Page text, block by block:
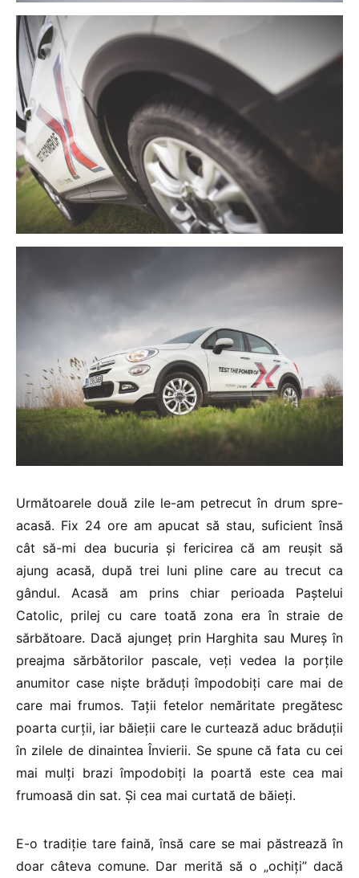
Următoarele două zile le-am petrecut în drum spre-
acasă. Fix 24 ore am apucat să stau, suficient însă
cât să-mi dea bucuria și fericirea că am reușit să
ajung acasă, după trei luni pline care au trecut ca
gândul. Acasă am prins chiar perioada Paștelui
Catolic, prilej cu care toată zona era în straie de
sărbătoare. Dacă ajungeț prin Harghita sau Mureș în
preajma sărbătorilor pascale, veți vedea la porțile
anumitor case niște brăduți împodobiți care mai de
care mai frumos. Tații fetelor nemăritate pregătesc
poarta curții, iar băieții care le curtează aduc brăduții
în zilele de dinaintea Învierii. Se spune că fata cu cei
mai mulți brazi împodobiți la poartă este cea mai
frumoasă din sat. Și cea mai curtată de băieți.
E-o tradiție tare faină, însă care se mai păstrează în
doar câteva comune. Dar merită să o „ochiți” dacă